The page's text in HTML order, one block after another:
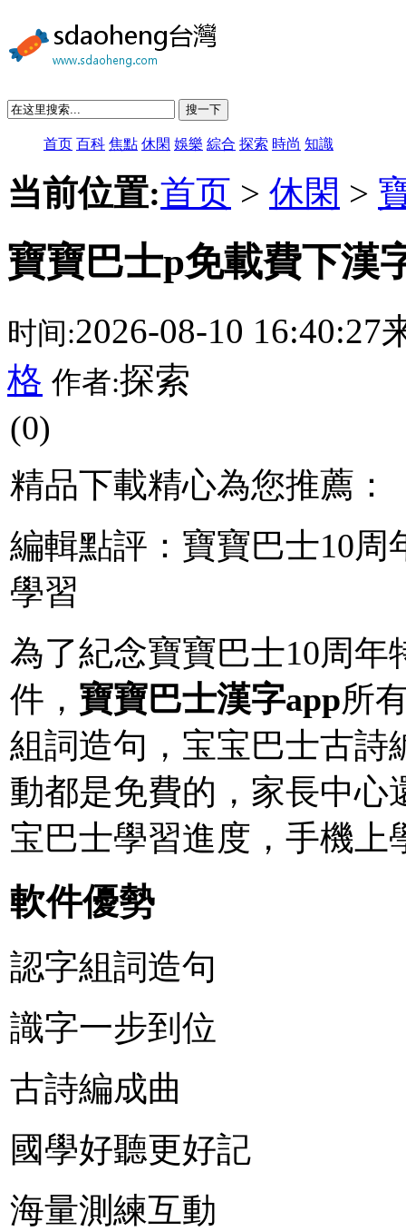
搜一下
首页 百科 焦點 休閑 娛樂 綜合 探索 時尚 知識
当前位置:首页 > 休閑 >
寶寶巴士p免載費下漢
时间:2026-08-10 16:40:27
格 作者:探索
(0)
精品下載精心為您推薦：
編輯點評：寶寶巴士10
學習
為了紀念寶寶巴士10周
件， 寶寶巴士漢字app所
組詞造句，宝宝巴士古詩
動都是免費的，家長中心
宝巴士學習進度，手機上
軟件優勢
認字組詞造句
識字一步到位
古詩編成曲
國學好聽更好記
海量測練互動